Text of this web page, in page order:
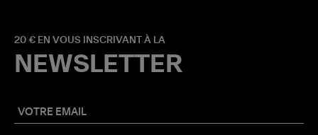
20 € EN VOUS INSCRIVANT À LA
NEWSLETTER